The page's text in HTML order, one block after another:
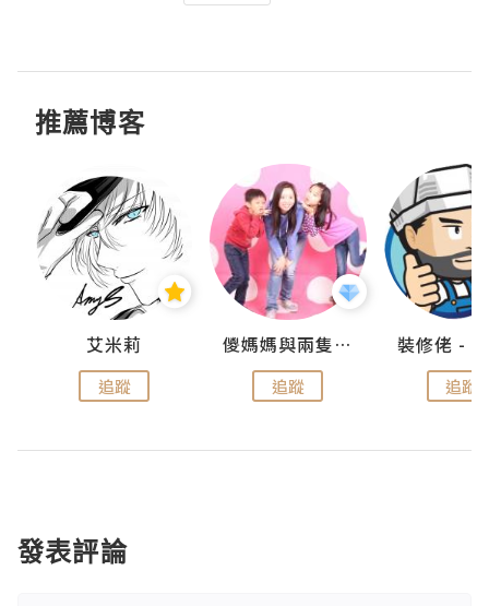
推薦博客
艾米莉
追蹤
儍媽媽與兩隻小魔怪之家
追蹤 追蹤
發表評論